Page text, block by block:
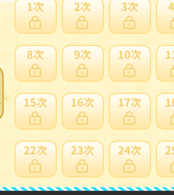
賣家寄錯全額